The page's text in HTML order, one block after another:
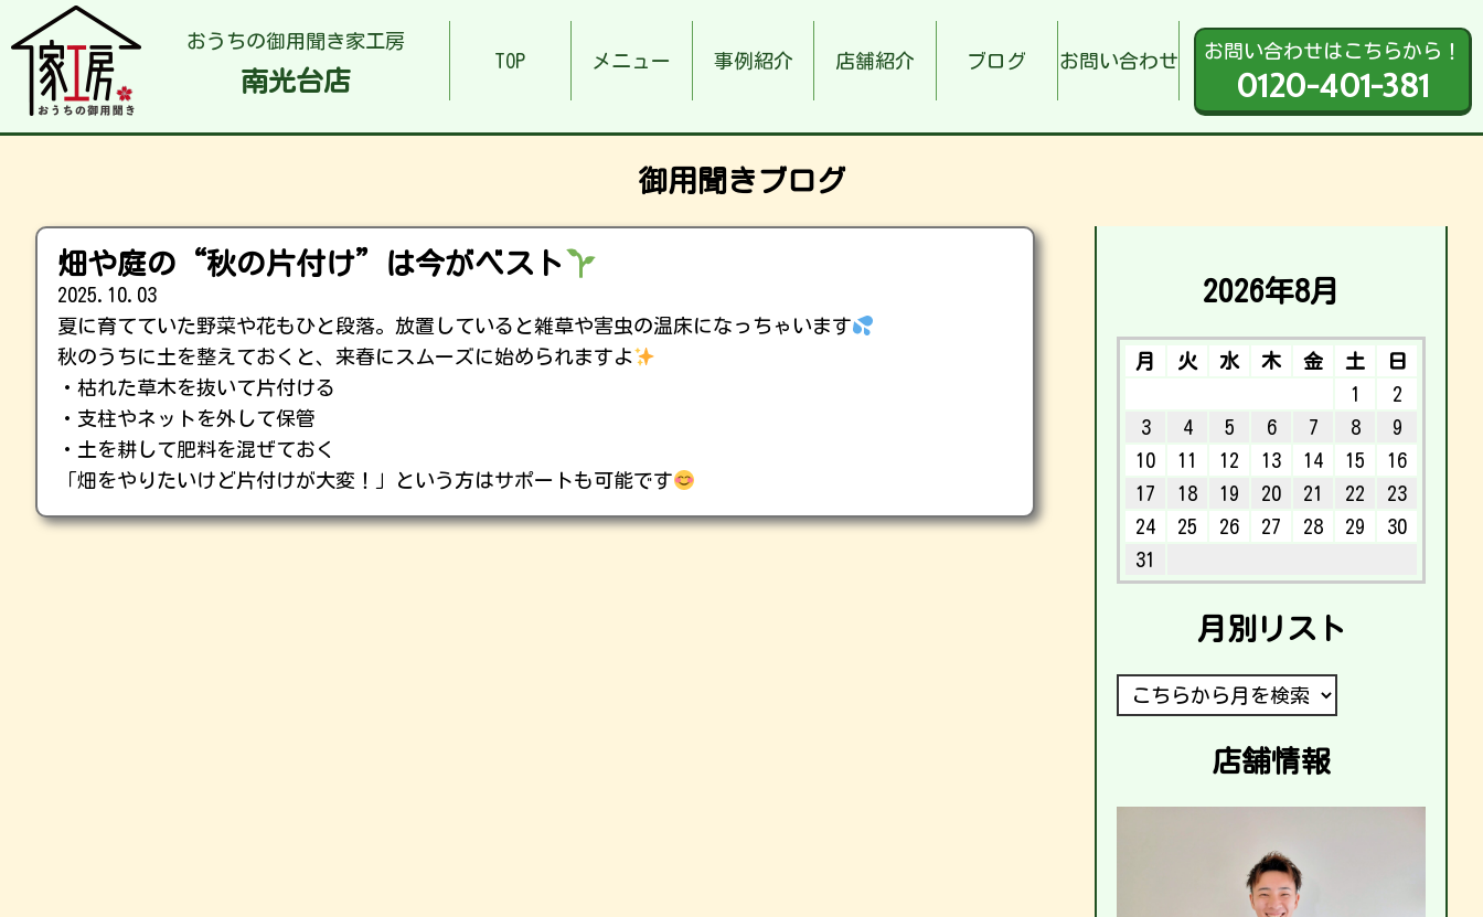
おうちの御用聞き家工房
南光台店
TOP メニュー 事例紹介 店舗紹介 ブログ お問い合わせ お問い合わせはこちらから！
0120-401-381
御用聞きブログ
畑や庭の“秋の片付け”は今がベスト
2025.10.03
夏に育てていた野菜や花もひと段落。放置していると雑草や害虫の温床になっちゃいます
秋のうちに土を整えておくと、来春にスムーズに始められますよ
・枯れた草木を抜いて片付ける
・支柱やネットを外して保管
・土を耕して肥料を混ぜておく
「畑をやりたいけど片付けが大変！」という方はサポートも可能です
2026年8月
月 火 水 木 金 土
日
1
2
3
4 5 6 7 8
9
10
11 12 13 14 15
16
17
18 19 20 21 22
23
24
25 26 27 28 29
30
31
月別リスト
店舗情報